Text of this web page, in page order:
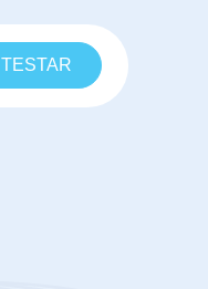
TESTAR